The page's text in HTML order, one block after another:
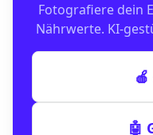
Fotografiere dein
Nährwerte. KI-
🤖